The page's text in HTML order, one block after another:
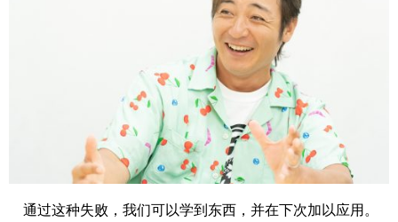
通过这种失败，我们可以学到东西，并在下次加以应用。